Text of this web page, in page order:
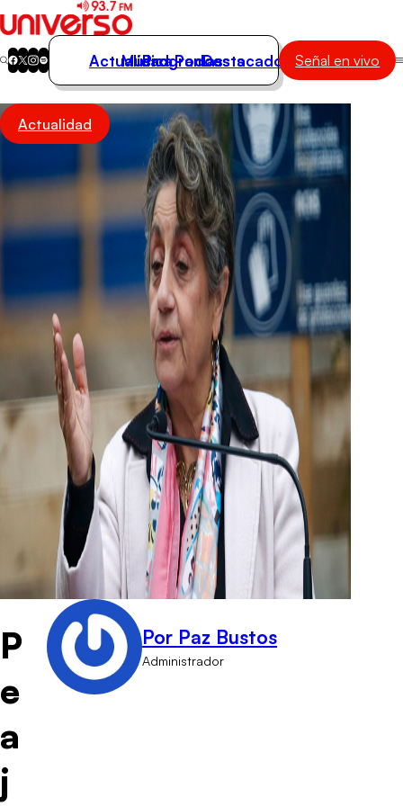
Actualidad
Música
Podcasts
Destacados
Actualidad
Música
Programas
Podcasts
Destacados Señal en vivo
Actualidad
P
e
a
j
Por Paz Bustos
Administrador